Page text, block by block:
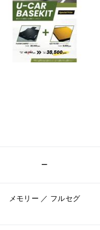
−
メモリー ／ フルセグ